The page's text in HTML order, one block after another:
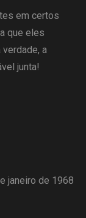
em certos
que eles
a
junta!
janeiro de 1968